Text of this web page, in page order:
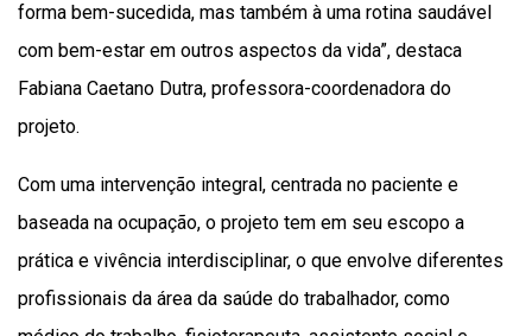
forma bem-sucedida, mas também à uma rotina saudável
com bem-estar em outros aspectos da vida”, destaca
Fabiana Caetano Dutra, professora-coordenadora do
projeto.
Com uma intervenção integral, centrada no paciente e
baseada na ocupação, o projeto tem em seu escopo a
prática e vivência interdisciplinar, o que envolve diferentes
profissionais da área da saúde do trabalhador, como